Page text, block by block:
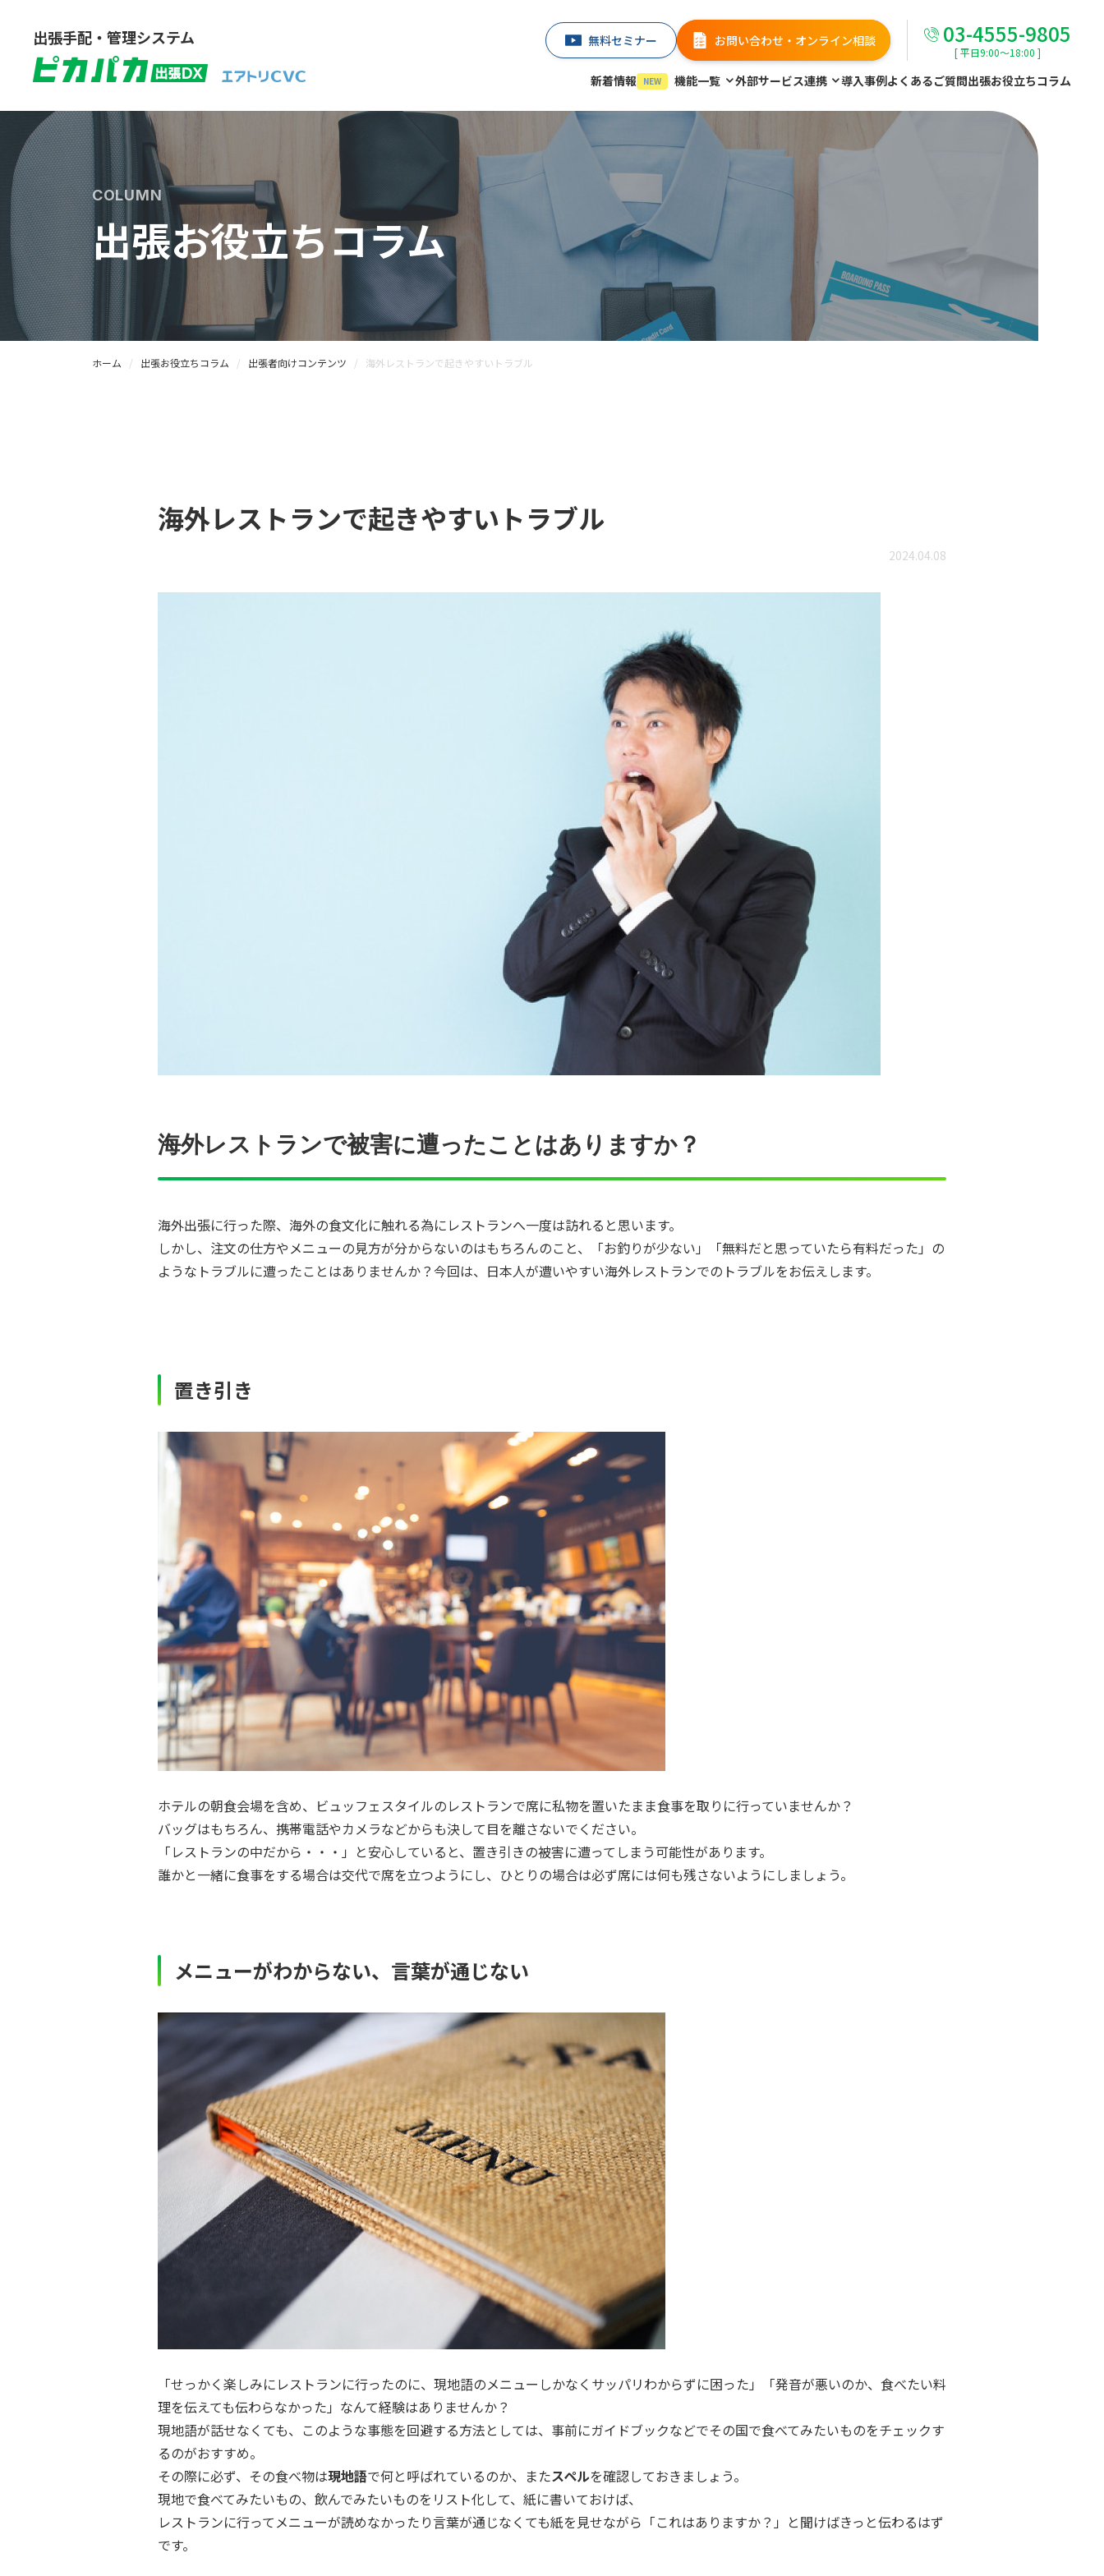
出張手配・管理システム 無料セミナー お問い合わせ・オンライン相談 03-4555-9805
[ 平日9:00～18:00 ]
新着情報 NEW 機能一覧 外部サービス連携 導入事例よくあるご質問出張お役立ちコラム
COLUMN
出張お役立ちコラム
ホーム 出張お役立ちコラム 出張者向けコンテンツ 海外レストランで起きやすいトラブル
海外レストランで起きやすいトラブル
2024.04.08
海外レストランで被害に遭ったことはありますか？
海外出張に行った際、海外の食文化に触れる為にレストランへ一度は訪れると思います。
しかし、注文の仕方やメニューの見方が分からないのはもちろんのこと、「お釣りが少ない」「無料だと思っていたら有料だった」の
ようなトラブルに遭ったことはありませんか？今回は、日本人が遭いやすい海外レストランでのトラブルをお伝えします。
置き引き
ホテルの朝食会場を含め、ビュッフェスタイルのレストランで席に私物を置いたまま食事を取りに行っていませんか？
バッグはもちろん、携帯電話やカメラなどからも決して目を離さないでください。
「レストランの中だから・・・」と安心していると、置き引きの被害に遭ってしまう可能性があります。
誰かと一緒に食事をする場合は交代で席を立つようにし、ひとりの場合は必ず席には何も残さないようにしましょう。
メニューがわからない、言葉が通じない
「せっかく楽しみにレストランに行ったのに、現地語のメニューしかなくサッパリわからずに困った」「発音が悪いのか、食べたい料
理を伝えても伝わらなかった」なんて経験はありませんか？
現地語が話せなくても、このような事態を回避する方法としては、事前にガイドブックなどでその国で食べてみたいものをチェックす
るのがおすすめ。
その際に必ず、その食べ物は現地語で何と呼ばれているのか、またスペルを確認しておきましょう。
現地で食べてみたいもの、飲んでみたいものをリスト化して、紙に書いておけば、
レストランに行ってメニューが読めなかったり言葉が通じなくても紙を見せながら「これはありますか？」と聞けばきっと伝わるはず
です。